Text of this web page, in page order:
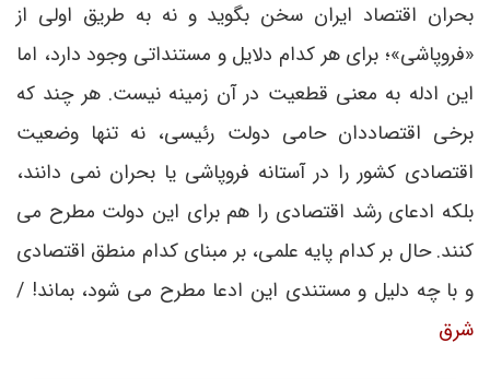
بحران اقتصاد ایران سخن بگوید و نه به طریق اولی از
«فروپاشی»؛ برای هر کدام دلایل و مستنداتی وجود دارد، اما
این ادله به معنی قطعیت در آن زمینه نیست. هر چند که
برخی اقتصاددان حامی دولت رئیسی، نه تنها وضعیت
اقتصادی کشور را در آستانه فروپاشی یا بحران نمی دانند،
بلکه ادعای رشد اقتصادی را هم برای این دولت مطرح می
کنند. حال بر کدام پایه علمی، بر مبنای کدام منطق اقتصادی
و با چه دلیل و مستندی این ادعا مطرح می شود، بماند! /
شرق